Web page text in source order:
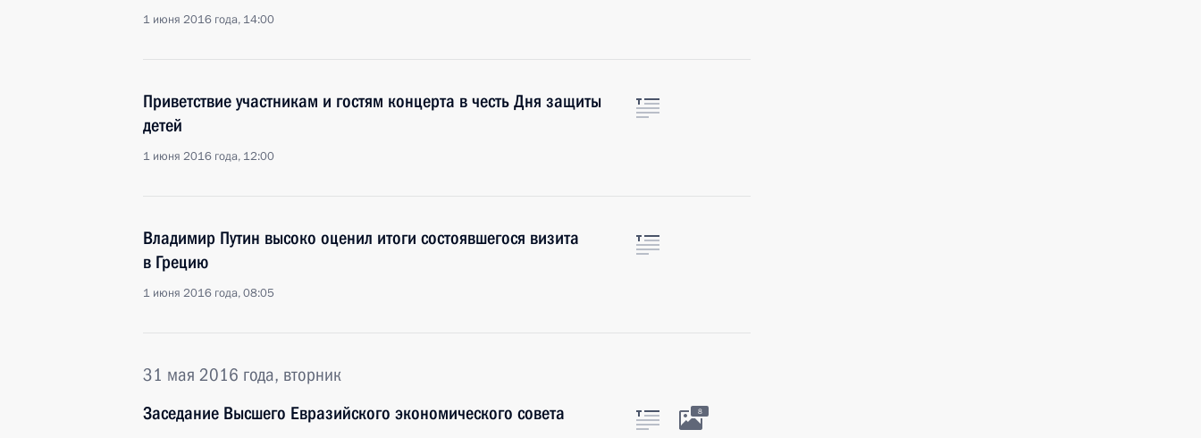
1 июня 2016 года, 14:00
Приветствие участникам и гостям концерта в честь Дня защиты
детей
1 июня 2016 года, 12:00
Владимир Путин высоко оценил итоги состоявшегося визита
в Грецию
1 июня 2016 года, 08:05
31 мая 2016 года, вторник
Заседание Высшего Евразийского экономического совета
8